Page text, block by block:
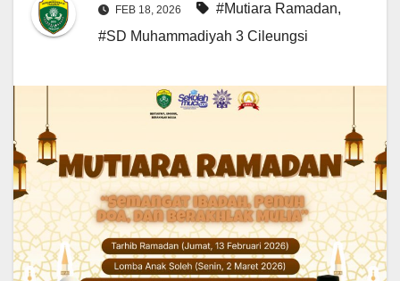
FEB 18, 2026 #Mutiara Ramadan,
#SD Muhammadiyah 3 Cileungsi